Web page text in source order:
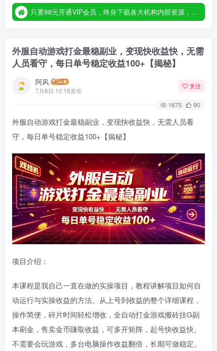
只要98元开通VIP会员，终身下载各大机构内部资源，一站式草根创业基地，最新最强网赚教程大全，小投入，大回报！
外服自动游戏打金最稳副业，变现快收益快，无需
人员看守，每日单号稳定收益100+【揭秘】
阿风
7月8日 10:18发布
关注
1675 90
外服自动游戏打金最稳副业，变现快收益快，无需人员看
守，每日单号稳定收益100+【揭秘】
项目介绍：
本课程是我自己一直在做的实操项目，教程讲解项目如何自
动运行与实操收益的方法。从上号到收益的整个详细课程，
操作简便，碎片时间轻松增收，全自动打金游戏搬砖挂G副
本刷金，售卖金币賺取收益，可多开矩阵，起号快收益快。
不需要会玩游戏，多台电脑操作收益翻倍，长期可做稳定。